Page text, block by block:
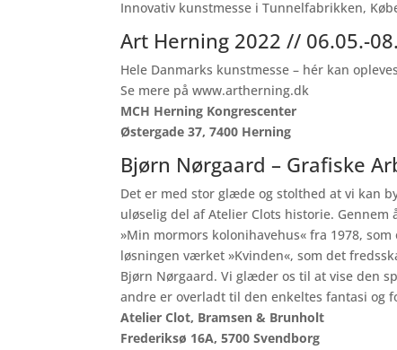
Innovativ kunstmesse i Tunnelfabrikken,
Art Herning 2022 // 06.05.-
Hele Danmarks kunstmesse – hér kan
Se mere påwww.artherning.dk
MCH Herning Kongrescenter
Østergade 37, 7400 Herning
Bjørn Nørgaard – Grafiske
Det er med stor glæde og stolthed at vi kan
uløselig del af Atelier Clots historie.
»Min mormors kolonihavehus« fra 1978,
løsningen værket »Kvinden«, som det
Bjørn Nørgaard. Vi glæder os til at vise den
andre er overladt til den enkeltes fantasi og
Atelier Clot, Bramsen & Brunholt
Frederiksø 16A, 5700 Svendborg